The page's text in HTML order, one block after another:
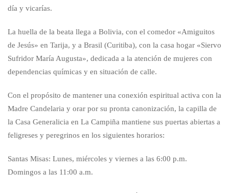
día y vicarías.
La huella de la beata llega a Bolivia, con el comedor «Amiguitos
de Jesús» en Tarija, y a Brasil (Curitiba), con la casa hogar «Siervo
Sufridor María Augusta», dedicada a la atención de mujeres con
dependencias químicas y en situación de calle.
Con el propósito de mantener una conexión espiritual activa con la
Madre Candelaria y orar por su pronta canonización, la capilla de
la Casa Generalicia en La Campiña mantiene sus puertas abiertas a
feligreses y peregrinos en los siguientes horarios:
Santas Misas: Lunes, miércoles y viernes a las 6:00 p.m.
Domingos a las 11:00 a.m.